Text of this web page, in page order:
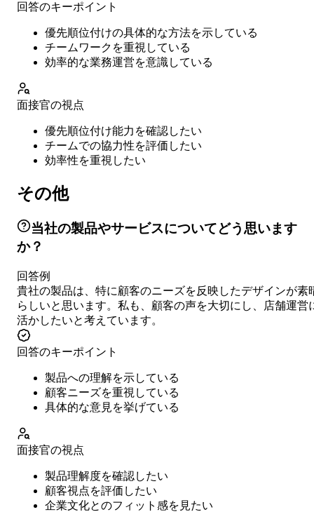
回答のキーポイント
優先順位付けの具体的な方法を示している
チームワークを重視している
効率的な業務運営を意識している
面接官の視点
優先順位付け能力を確認したい
チームでの協力性を評価したい
効率性を重視したい
その他
当社の製品やサービスについてどう思います
か？
回答例
貴社の製品は、特に顧客のニーズを反映したデザインが素
らしいと思います。私も、顧客の声を大切にし、店舗運営
活かしたいと考えています。
回答のキーポイント
製品への理解を示している
顧客ニーズを重視している
具体的な意見を挙げている
面接官の視点
製品理解度を確認したい
顧客視点を評価したい
企業文化とのフィット感を見たい